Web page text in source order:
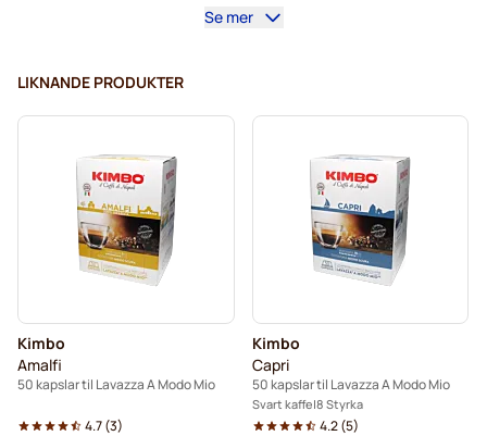
Koffeinfritt kaffe för Lavazza A Modo Mio
Caffè Borbone för Lavazza A Modo Mio
Dolce Vita-kapslar för Lavazza A Modo Mio
Gimoka-kapslar för Lavazza A Modo Mio
Kapslar till Lavazza A Modo Mio
Se mer
LIKNANDE PRODUKTER
Kimbo
Amalfi
50 kapslar til Lavazza A Modo Mio
4.7(3)
Kimbo
Capri
50 kapslar til Lavazza A Modo Mio
Svart kaffe 8 Styrka
4.2(5)